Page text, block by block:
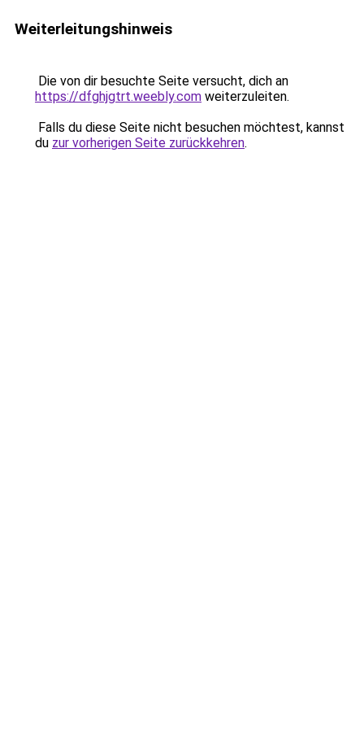
Weiterleitungshinweis
Die von dir besuchte Seite versucht, dich an
https://dfghjgtrt.weebly.com weiterzuleiten.
Falls du diese Seite nicht besuchen möchtest, kannst
du zur vorherigen Seite zurückkehren.